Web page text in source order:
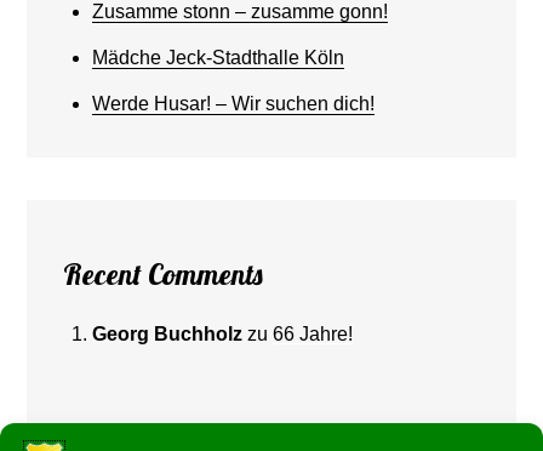
Zusamme stonn – zusamme gonn!
Mädche Jeck-Stadthalle Köln
Werde Husar! – Wir suchen dich!
Recent Comments
Georg Buchholz zu66 Jahre!